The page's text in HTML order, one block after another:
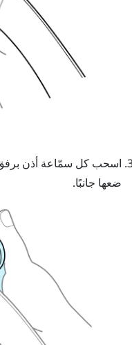
اسحب كل سمّاعة أذن
ضعها جانبًا.